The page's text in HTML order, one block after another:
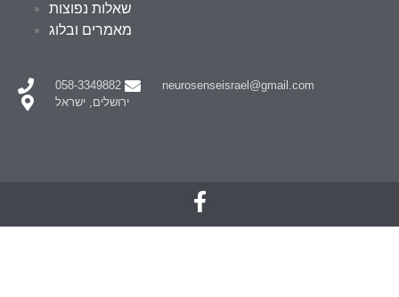
שאלות נפוצות
מאמרים ובלוג
058-3349882
neurosenseisrael@gmail.com
ירושלים, ישראל